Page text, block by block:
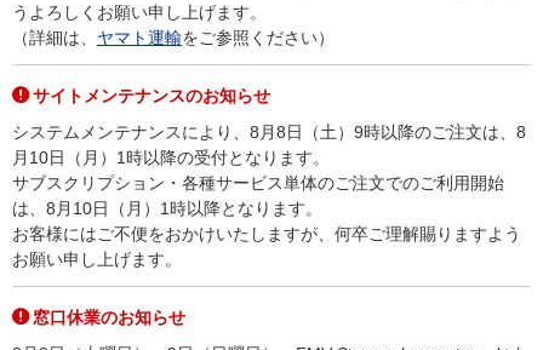
うよろしくお願い申し上げます。
（詳細は、 ヤマト運輸をご参照ください）
サイトメンテナンスのお知らせ
システムメンテナンスにより、8月8日（土）9時以降のご注文は、8
月10日（月）1時以降の受付となります。
サブスクリプション・各種サービス単体のご注文でのご利用開始
は、8月10日（月）1時以降となります。
お客様にはご不便をおかけいたしますが、何卒ご理解賜りますよう
お願い申し上げます。
窓口休業のお知らせ